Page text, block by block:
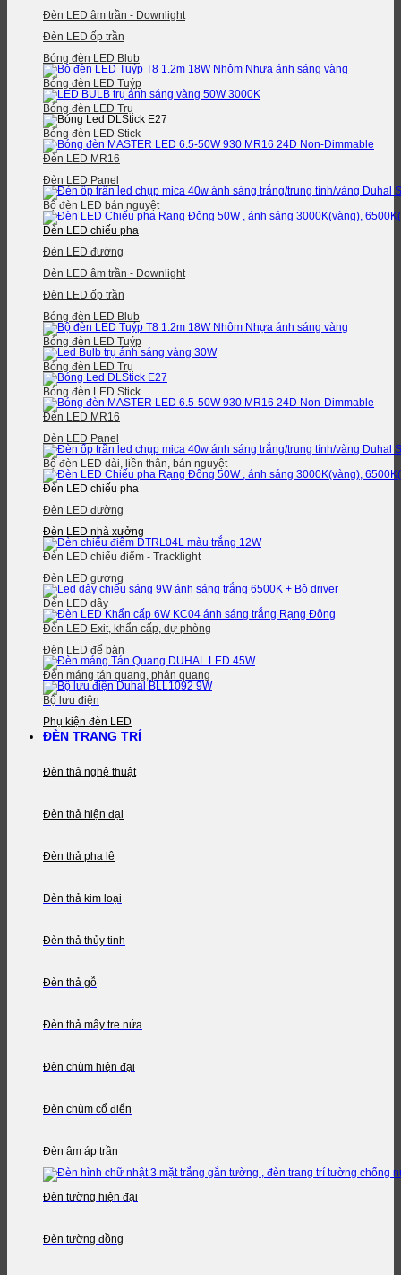
Đèn LED âm trần - Downlight
Đèn LED ốp trần
Bóng đèn LED Blub
Bóng đèn LED Tuýp
Bóng đèn LED Trụ
Bóng đèn LED Stick
Đèn LED MR16
Đèn LED Panel
Bộ đèn LED bán nguyệt
Đèn LED chiếu pha
Đèn LED đường
Đèn LED âm trần - Downlight
Đèn LED ốp trần
Bóng đèn LED Blub
Bóng đèn LED Tuýp
Bóng đèn LED Trụ
Bóng đèn LED Stick
Đèn LED MR16
Đèn LED Panel
Bộ đèn LED dài, liền thân, bán nguyệt
Đèn LED chiếu pha
Đèn LED đường
Đèn LED nhà xưởng
Đèn LED chiếu điểm - Tracklight
Đèn LED gương
Đèn LED dây
Đèn LED Exit, khẩn cấp, dự phòng
Đèn LED để bàn
Đèn máng tán quang, phản quang
Bộ lưu điện
Phụ kiện đèn LED
ĐÈN TRANG TRÍ
Đèn thả nghệ thuật
Đèn thả hiện đại
Đèn thả pha lê
Đèn thả kim loại
Đèn thả thủy tinh
Đèn thả gỗ
Đèn thả mây tre nứa
Đèn chùm hiện đại
Đèn chùm cổ điển
Đèn âm áp trần
Đèn tường hiện đại
Đèn tường đồng